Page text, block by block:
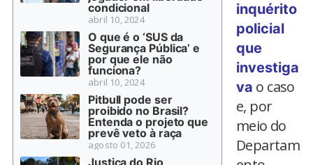
condicional
abril 10, 2024
O que é o ‘SUS da
Segurança Pública’ e
por que ele não
funciona?
abril 10, 2024
Pitbull pode ser
proibido no Brasil?
Entenda o projeto que
prevê veto à raça
agosto 01, 2026
inquérito
policial
que
investiga
va o caso
e, por
meio do
Departam